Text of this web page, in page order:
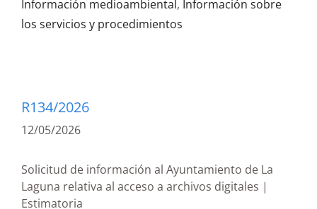
Información medioambiental , Información sobre
los servicios y procedimientos
R134/2026
12/05/2026
Solicitud de información al Ayuntamiento de La
Laguna relativa al acceso a archivos digitales |
Estimatoria